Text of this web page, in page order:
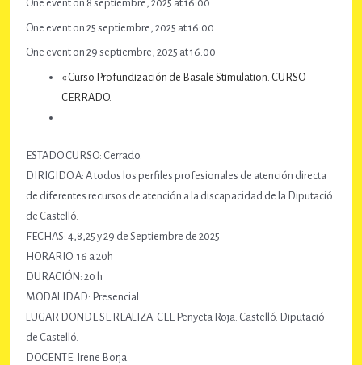
One event on 8 septiembre, 2025 at 16:00
One event on 25 septiembre, 2025 at 16:00
One event on 29 septiembre, 2025 at 16:00
«Curso Profundización de Basale Stimulation. CURSO
CERRADO.
ESTADO CURSO: Cerrado.
DIRIGIDO A: A todos los perfiles profesionales de atención directa
de diferentes recursos de atención a la discapacidad de la Diputació
de Castelló.
FECHAS: 4,8,25 y 29 de Septiembre de 2025
HORARIO: 16 a 20h
DURACIÓN: 20 h
MODALIDAD: Presencial
LUGAR DONDE SE REALIZA: CEE Penyeta Roja. Castelló. Diputació
de Castelló.
DOCENTE: Irene Borja.